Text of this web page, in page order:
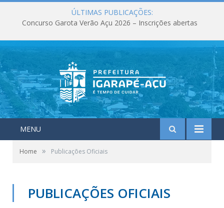
ÚLTIMAS PUBLICAÇÕES:
Concurso Garota Verão Açu 2026 – Inscrições abertas
MENU
Home » Publicações Oficiais
PUBLICAÇÕES OFICIAIS